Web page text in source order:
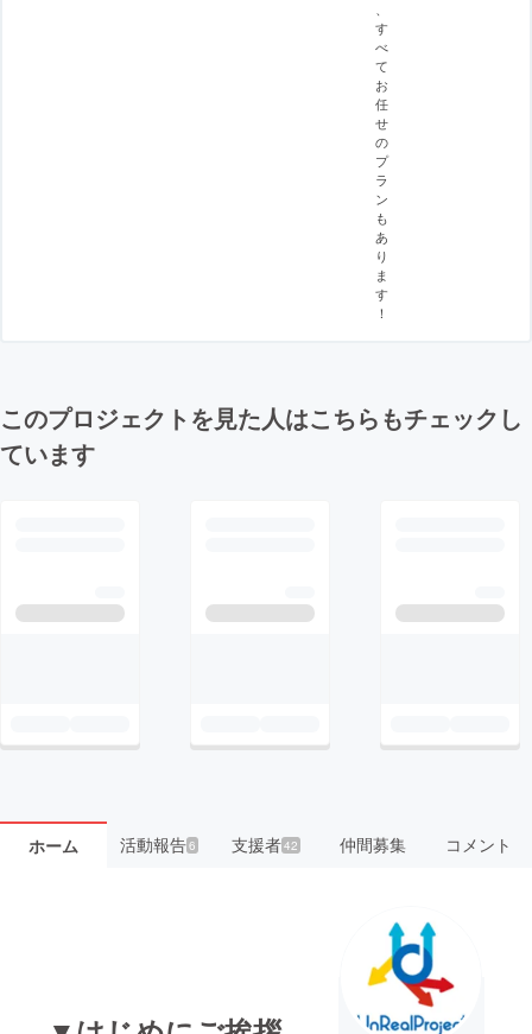
す
べ
て
お
任
せ
の
プ
ラ
ン
も
あ
り
ま
す
！
このプロジェクトを見た人はこちらもチェックし
ています
ホーム 活動報告6 支援者42 仲間募集 コメント